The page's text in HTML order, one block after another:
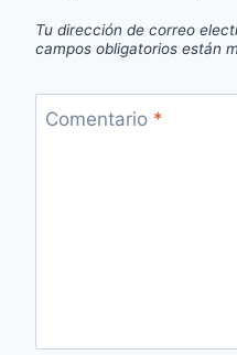
Tu dirección de correo
campos obligatorios están
Comentario *